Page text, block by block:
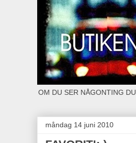
OM DU SER NÅGONTING
måndag 14 juni 2010